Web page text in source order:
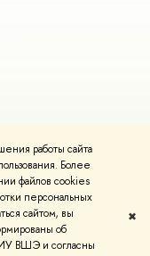
работы сайта
Более
файлов cookies
персональных
сайтом, вы
об
ВШЭ и согласны
✖
материалов Адреса